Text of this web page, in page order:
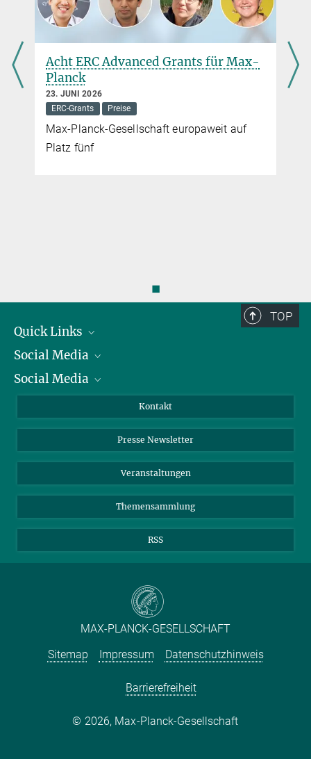
Acht ERC Advanced Grants für Max-
Planck
23. JUNI 2026
ERC-Grants
Preise
Max-Planck-Gesellschaft europaweit auf
Platz fünf
◼
TOP
Quick Links
Präsident
Zahlen und Fakten
Social Media
Bluesky
TikTok
Social Media
Instagram
YouTube
Kontakt
Presse Newsletter
Veranstaltungen
Themensammlung
RSS
MAX-PLANCK-GESELLSCHAFT
Sitemap
Impressum Datenschutzhinweis
Barrierefreiheit
2026, Max-Planck-Gesellschaft